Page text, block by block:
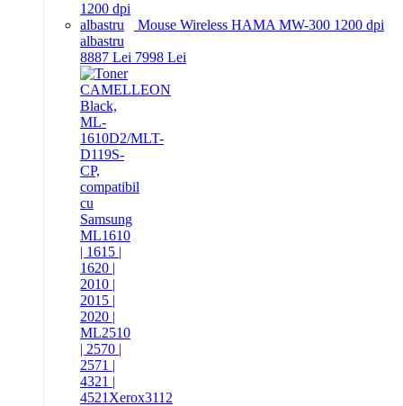
Mouse Wireless HAMA MW-300 1200 dpi
albastru
8887 Lei 7998 Lei